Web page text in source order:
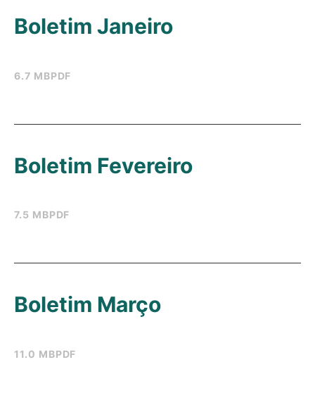
6.7 MBPDF
Boletim Janeiro
7.5 MBPDF
Boletim Fevereiro
11.0 MBPDF
Boletim Março